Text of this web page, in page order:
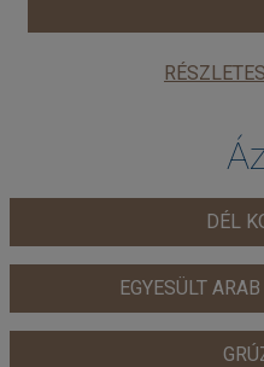
DÉL
EGYESÜLT